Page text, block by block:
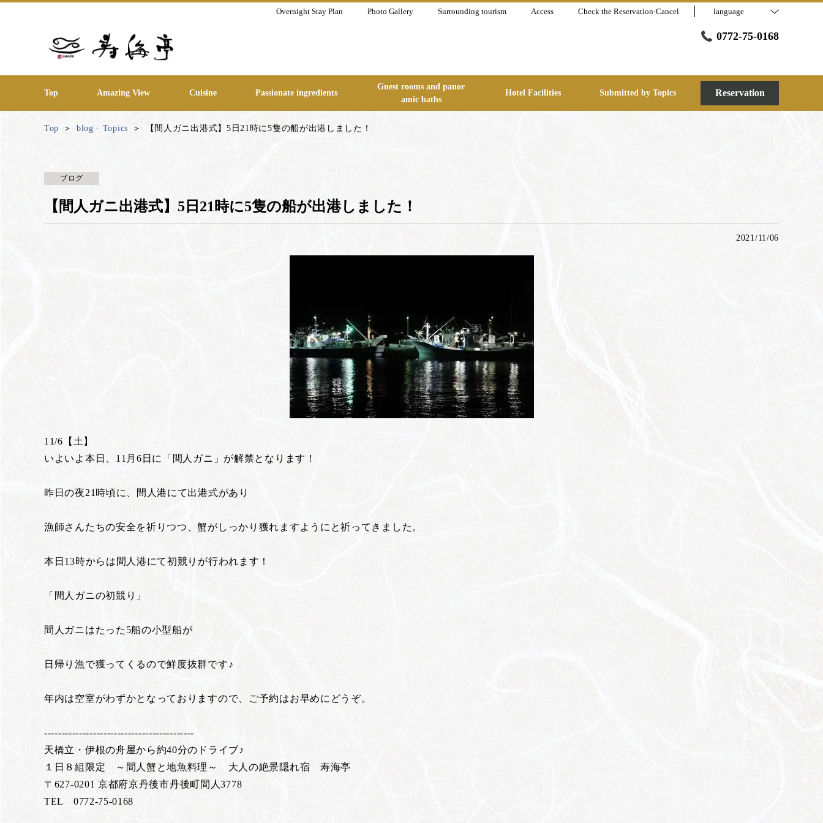
Overnight Stay Plan Photo Gallery Surrounding tourism Access Check the Reservation·Cancel language
0772-75-0168
Top Amazing View Cuisine Passionate ingredients
Guest rooms and panor
amic baths
Hotel Facilities Submitted by Topics Reservation
Top blog · Topics 【間人ガニ出港式】5日21時に5隻の船が出港しました！
ブログ
【間人ガニ出港式】5日21時に5隻の船が出港しました！
2021/11/06
11/6【土】
いよいよ本日、11月6日に「間人ガニ」が解禁となります！
昨日の夜21時頃に、間人港にて出港式があり
漁師さんたちの安全を祈りつつ、蟹がしっかり獲れますようにと祈ってきました。
本日13時からは間人港にて初競りが行われます！
「間人ガニの初競り」
間人ガニはたった5船の小型船が
日帰り漁で獲ってくるので鮮度抜群です♪
年内は空室がわずかとなっておりますので、ご予約はお早めにどうぞ。
-------------------------------------------
天橋立・伊根の舟屋から約40分のドライブ♪
１日８組限定 ～間人蟹と地魚料理～ 大人の絶景隠れ宿 寿海亭
〒627-0201 京都府京丹後市丹後町間人3778
TEL 0772-75-0168